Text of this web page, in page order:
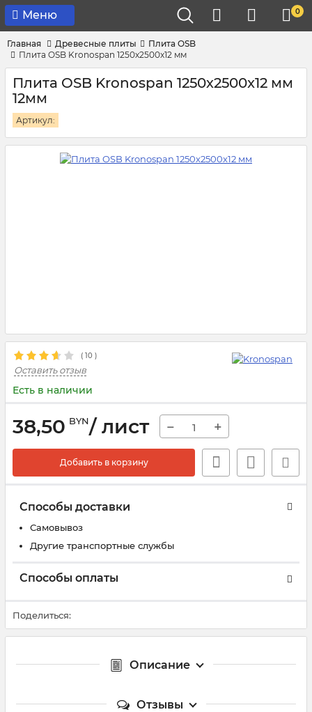
Меню 0
Главная Древесные плиты
Плита OSB
Плита OSB Kronospan 1250х2500x12 мм
Плита OSB Kronospan 1250х2500x12 мм
12мм
Артикул:
( 10 )
Оставить отзыв
Есть в наличии
38,50 BYN/ лист − +
Добавить в корзину
Способы доставки
Самовывоз
Другие транспортные службы
Способы оплаты
Поделиться:
Описание
Отзывы